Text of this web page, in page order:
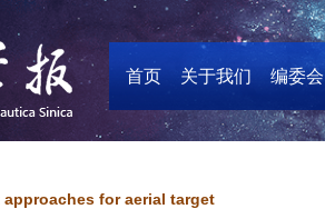
首页 关于我们 编委会
for aerial target